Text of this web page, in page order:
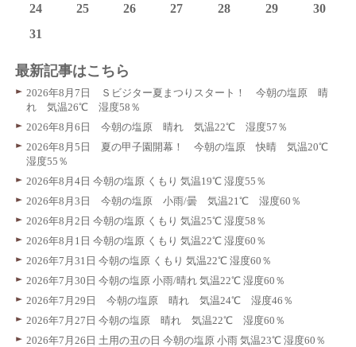
24
25 26 27 28 29
30
31
最新記事はこちら
2026年8月7日 Ｓビジター夏まつりスタート！ 今朝の塩原 晴
れ 気温26℃ 湿度58％
2026年8月6日 今朝の塩原 晴れ 気温22℃ 湿度57％
2026年8月5日 夏の甲子園開幕！ 今朝の塩原 快晴 気温20℃
湿度55％
2026年8月4日 今朝の塩原 くもり 気温19℃ 湿度55％
2026年8月3日 今朝の塩原 小雨/曇 気温21℃ 湿度60％
2026年8月2日 今朝の塩原 くもり 気温25℃ 湿度58％
2026年8月1日 今朝の塩原 くもり 気温22℃ 湿度60％
2026年7月31日 今朝の塩原 くもり 気温22℃ 湿度60％
2026年7月30日 今朝の塩原 小雨/晴れ 気温22℃ 湿度60％
2026年7月29日 今朝の塩原 晴れ 気温24℃ 湿度46％
2026年7月27日 今朝の塩原 晴れ 気温22℃ 湿度60％
2026年7月26日 土用の丑の日 今朝の塩原 小雨 気温23℃ 湿度60％